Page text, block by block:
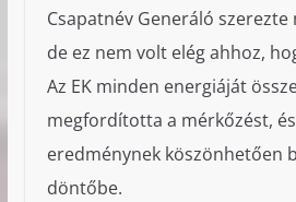
Csapatnév Generáló szerezte
de ez nem volt elég ahhoz,
Az EK minden energiáját
megfordította a mérkőzést,
eredménynek köszönhetően
döntőbe.